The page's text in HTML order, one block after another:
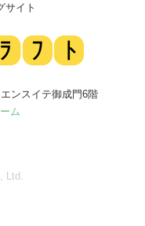
サイト
ンスイテ御成門6階
ム
Ltd.